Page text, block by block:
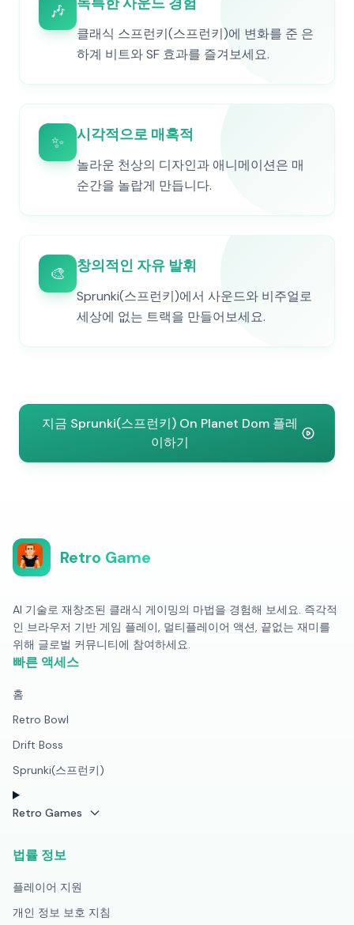
🎶
클래식 스프런키(스프런키)에 변화를 준 은
하계 비트와 SF 효과를 즐겨보세요.
✨ 시각적으로 매혹적
놀라운 천상의 디자인과 애니메이션은 매
순간을 놀랍게 만듭니다.
🎨 창의적인 자유 발휘
Sprunki(스프런키)에서 사운드와 비주얼로
세상에 없는 트랙을 만들어보세요.
지금 Sprunki(스프런키) On Planet Dom 플레
이하기
Retro Game
AI 기술로 재창조된 클래식 게이밍의 마법을 경험해 보세요. 즉각적
인 브라우저 기반 게임 플레이, 멀티플레이어 액션, 끝없는 재미를
위해 글로벌 커뮤니티에 참여하세요.
빠른 액세스
홈
Retro Bowl
Drift Boss
Sprunki(스프런키)
Retro Games
법률 정보
플레이어 지원
개인 정보 보호 지침